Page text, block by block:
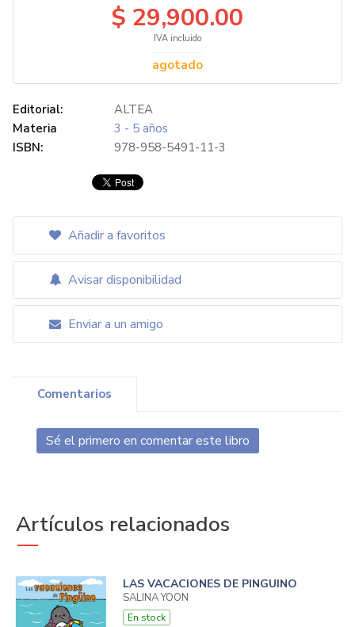
$ 29,900.00
IVA incluido
agotado
Editorial:
ALTEA
Materia
3 - 5 años
ISBN:
978-958-5491-11-3
Añadir a favoritos
Avisar disponibilidad
Enviar a un amigo
Comentarios
Sé el primero en comentar este libro
Artículos relacionados
LAS VACACIONES DE PINGUINO
SALINA YOON
En stock